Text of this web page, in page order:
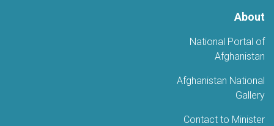
About
National Portal of
Afghanistan
Afghanistan National
Gallery
Contact to Minister